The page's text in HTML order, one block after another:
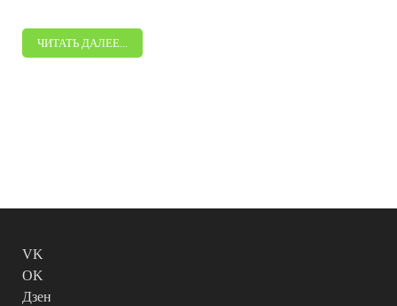
ЧИТАТЬ ДАЛЕЕ...
VK
OK
Дзен